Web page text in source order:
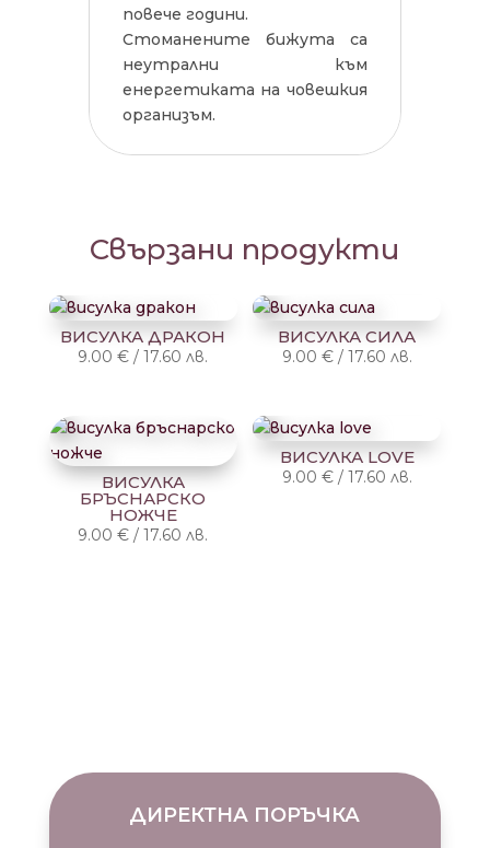
повече години.
Стоманените бижута са
неутрални към
енергетиката на човешкия
организъм.
Свързани продукти
ВИСУЛКА ДРАКОН
9.00€ /17.60лв.
ВИСУЛКА СИЛА
9.00 € / 17.60 лв.
ВИСУЛКА
БРЪСНАРСКО
НОЖЧЕ
9.00€ /17.60лв.
ВИСУЛКА LOVE
9.00 € / 17.60 лв.
ДИРЕКТНА ПОРЪЧКА